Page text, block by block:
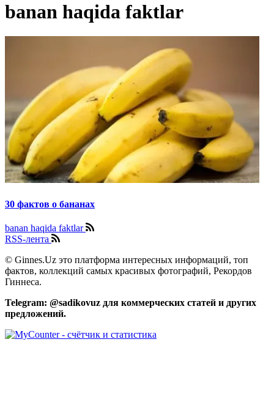
banan haqida faktlar
30 фактов о бананах
banan haqida faktlar
RSS-лента
© Ginnes.Uz это платформа интересных информаций, топ
фактов, коллекций самых красивых фотографий, Рекордов
Гиннеса.
Telegram: @sadikovuz для коммерческих статей и других
предложений.